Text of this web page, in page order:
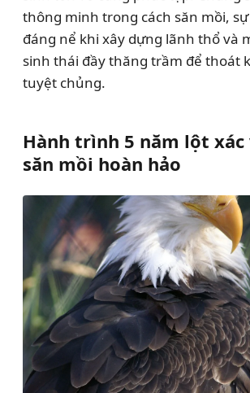
thông minh trong cách săn mồi,
đáng nể khi xây dựng lãnh thổ và
sinh thái đầy thăng trầm để thoát
tuyệt chủng.
Hành trình 5 năm lột
săn mồi hoàn hảo